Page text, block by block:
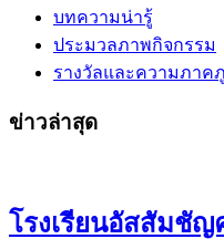
บทความน่ารู้
ประมวลภาพกิจกรรม
รางวัลและความภาค
ข่าวล่าสุด
โรงเรียนอัสสัมชั